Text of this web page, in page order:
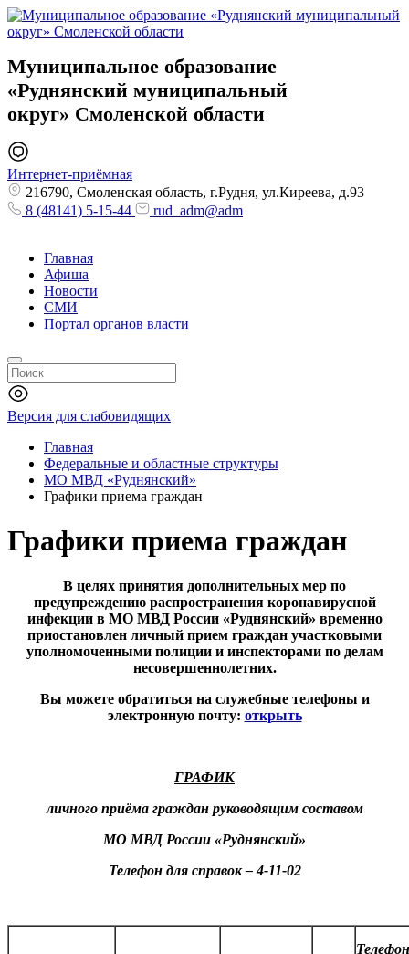
Муниципальное образование
«Руднянский муниципальный
округ» Смоленской области
Интернет-приёмная
216790, Смоленская область, г.Рудня, ул.Киреева, д.93
8 (48141) 5-15-44
rud_adm@adm
Главная
Афиша
Новости
СМИ
Портал органов власти
Версия для слабовидящих
Главная
Федеральные и областные структуры
МО МВД «Руднянский»
Графики приема граждан
Графики приема граждан
В целях принятия дополнительных мер по
предупреждению распространения коронавирусной
инфекции в МО МВД России «Руднянский» временно
приостановлен личный прием граждан участковыми
уполномоченными полиции и инспекторами по делам
несовершеннолетних.
Вы можете обратиться на служебные телефоны и
электронную почту: открыть
ГРАФИК
личного приёма граждан руководящим составом
МО МВД России «Руднянский»
Телефон для справок – 4-11-02